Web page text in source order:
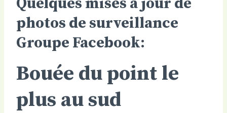
photos de surveillance
Groupe Facebook:
Bouée du point le
plus au sud